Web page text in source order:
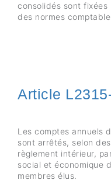
consolidés sont
des normes
Article
Les comptes annuels
sont arrêtés, selon
règlement intérieur,
social et économique
membres élus.